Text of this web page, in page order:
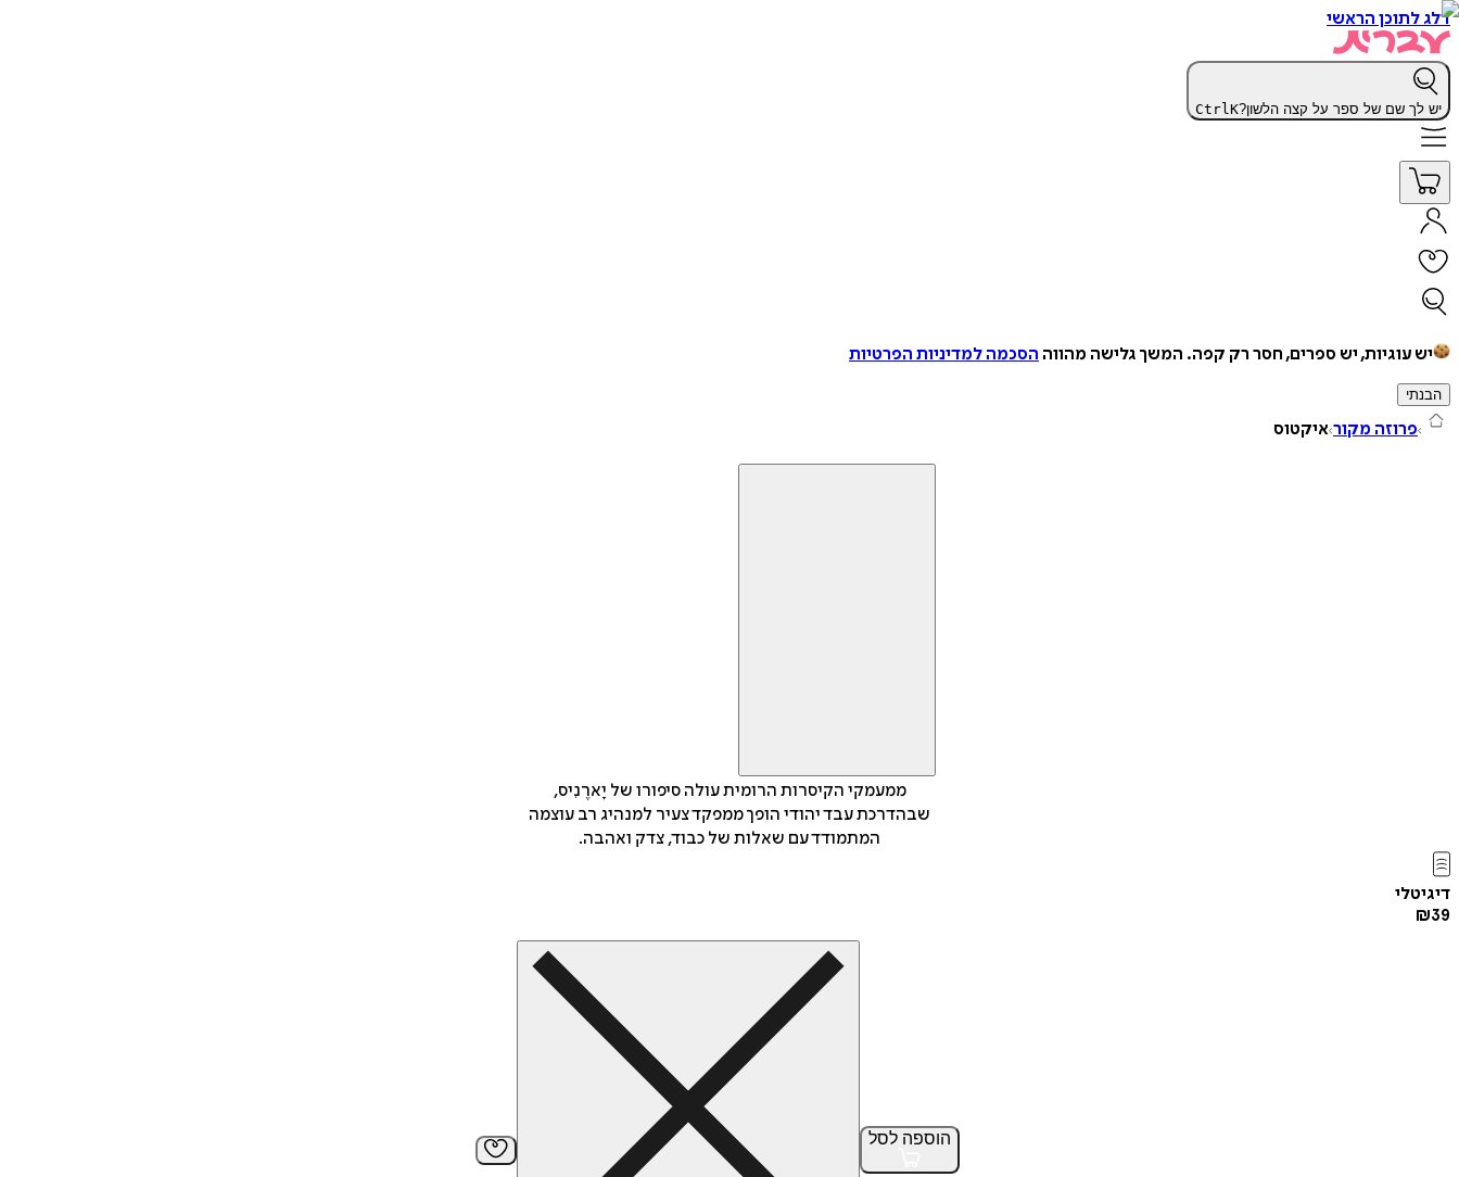
דלג לתוכן הראשי
יש לך שם של ספר על קצה הלשון? CtrlK
יש עוגיות, יש ספרים, חסר רק קפה. המשך גלישה מהווה הסכמה למדיניות הפרטיות
הבנתי
פרוזה מקור איקטוס
ממעמקי הקיסרות הרומית עולה סיפורו של יָארֶנִיס,
שבהדרכת עבד יהודי הופך ממפקד צעיר למנהיג רב עוצמה
המתמודד עם שאלות של כבוד, צדק ואהבה.
דיגיטלי
₪39
הוספה לסל